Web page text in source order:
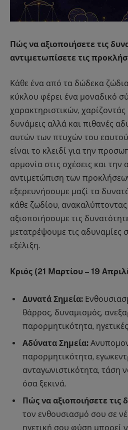
Πώς να αξιοποιήσετε τις
αντιμετωπίσετε τις
Κάθε ένα από τα δώδεκα
κύκλου φέρει ένα μοναδικό
χαρακτηριστικών, χαρίζοντάς
δυνάμεις αλλά και πιθανές
αυτών των πτυχών του
είναι το κλειδί για την
αρμονία στις σχέσεις και την
αντιμετώπιση των
εξερευνήσουμε μαζί τα
κάθε ζωδίου,
αξιοποιήσουμε τις
μετατρέψουμε τις αδυναμίες
εξέλιξη.
Κριός (21 Μαρτίου – 19
Δυνατά Σημεία:
θάρρος, δυναμισμός,
παρορμητικότητα,
Αδύνατα Σημεία:
παρορμητικότητα,
ανταγωνιστικότητα, τάση
όσα ξεκινά.
Πώς να αξιοποιήσετε τις
τον ενθουσιασμό σου σε
ηγετική σου φύση μπορεί